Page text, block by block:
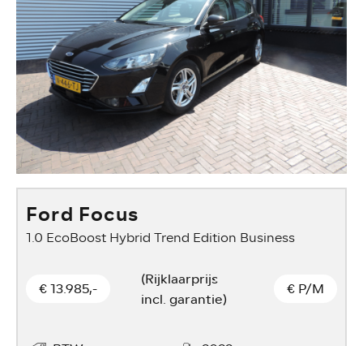
Ford Focus
1.0 EcoBoost Hybrid Trend Edition Business
€ 13.985,-
(Rijklaarprijs
incl. garantie)
€ P/M